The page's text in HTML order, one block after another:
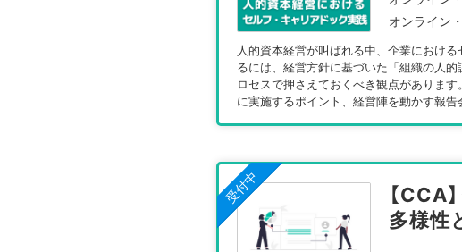
オンライン
人的資本経営が叫ばれる中、企業におけ
るには、経営方針に基づいた「組織の人
ロセスで押さえておくべき観点がありま
に実施するポイント、経営陣を動かす報
受付中
【
多様性